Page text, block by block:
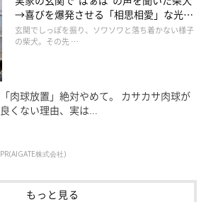
→喜びを爆発させる「相思相愛」な光景
にほっこり
玄関でしっぽを振り、ソワソワと落ち着かない様子
の柴犬。その先 …
「肉球放置」絶対やめて。 カサカサ肉球が
良くない理由、実は...
PR(AIGATE株式会社)
もっと見る